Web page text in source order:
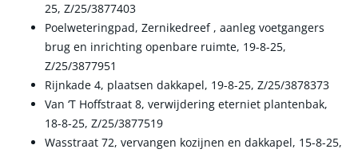
25, Z/25/3877403
Poelweteringpad, Zernikedreef , aanleg voetgangers
brug en inrichting openbare ruimte, 19-8-25,
Z/25/3877951
Rijnkade 4, plaatsen dakkapel, 19-8-25, Z/25/3878373
Van ‘T Hoffstraat 8, verwijdering eterniet plantenbak,
18-8-25, Z/25/3877519
Wasstraat 72, vervangen kozijnen en dakkapel, 15-8-25,